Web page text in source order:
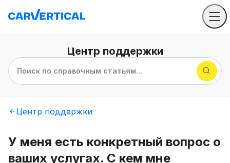
Центр поддержки
Поиск по справочным статьям...
Центр поддержки
У меня есть конкретный вопрос о
ваших услугах. С кем мне